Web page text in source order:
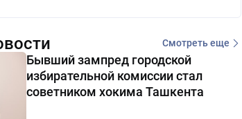
Смотреть еще
Бывший зампред городской
избирательной комиссии стал
советником хокима Ташкента